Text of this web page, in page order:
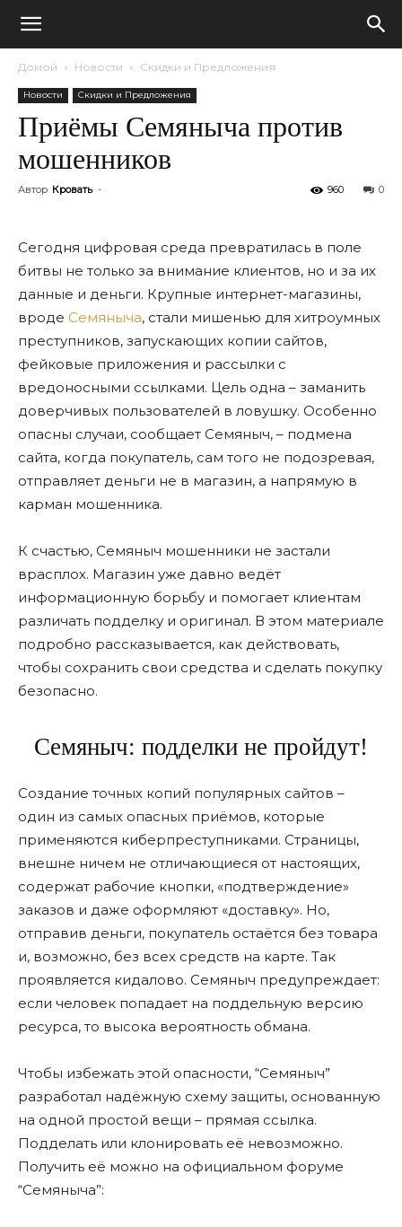
Домой Новости Скидки и Предложения
Новости Скидки и Предложения
Приёмы Семяныча против
мошенников
Автор Кровать - 0
960
Сегодня цифровая среда превратилась в поле
битвы не только за внимание клиентов, но и за их
данные и деньги. Крупные интернет-магазины,
вроде Семяныча, стали мишенью для хитроумных
преступников, запускающих копии сайтов,
фейковые приложения и рассылки с
вредоносными ссылками. Цель одна – заманить
доверчивых пользователей в ловушку. Особенно
опасны случаи, сообщает Семяныч, – подмена
сайта, когда покупатель, сам того не подозревая,
отправляет деньги не в магазин, а напрямую в
карман мошенника.
К счастью, Семяныч мошенники не застали
врасплох. Магазин уже давно ведёт
информационную борьбу и помогает клиентам
различать подделку и оригинал. В этом материале
подробно рассказывается, как действовать,
чтобы сохранить свои средства и сделать покупку
безопасно.
Семяныч: подделки не пройдут!
Создание точных копий популярных сайтов –
один из самых опасных приёмов, которые
применяются киберпреступниками. Страницы,
внешне ничем не отличающиеся от настоящих,
содержат рабочие кнопки, «подтверждение»
заказов и даже оформляют «доставку». Но,
отправив деньги, покупатель остаётся без товара
и, возможно, без всех средств на карте. Так
проявляется кидалово. Семяныч предупреждает:
если человек попадает на поддельную версию
ресурса, то высока вероятность обмана.
Чтобы избежать этой опасности, “Семяныч”
разработал надёжную схему защиты, основанную
на одной простой вещи – прямая ссылка.
Подделать или клонировать её невозможно.
Получить её можно на официальном форуме
“Семяныча”: